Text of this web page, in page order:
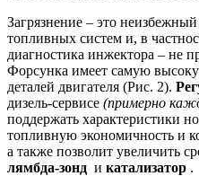
Загрязнение – это
топливных систем и, в
диагностика инжектора – не
Форсунка имеет самую
деталей двигателя (Рис. 2).
дизель-сервисе (примерно
поддержать характеристики
топливную экономичность и
а также позволит увеличить
лямбда-зонд и катализатор .